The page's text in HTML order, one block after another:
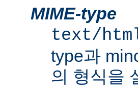
MIME-type
text/
type과
의 형식을